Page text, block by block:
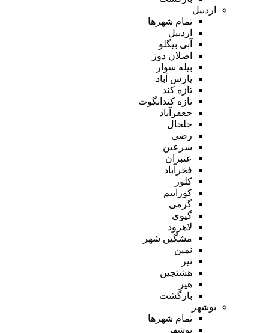
اردبیل
تمام شهر‌ها
اردبیل
آبی بیگلو
اصلان دوز
بیله سوار
پارس آباد
تازه کند
تازه کندانگوت
جعفرآباد
خلخال
رضی
سرعین
عنبران
فخرآباد
کلور
کوراییم
گرمی
گیوی
لاهرود
مشگین شهر
نمین
نیر
هشتجین
هیر
بازگشت
بوشهر
تمام شهر‌ها
بوشهر